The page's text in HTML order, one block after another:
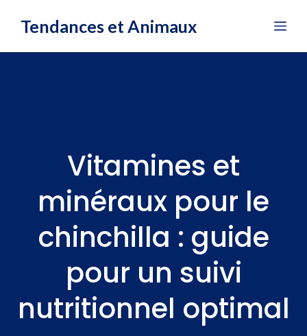
Tendances et Animaux
Vitamines et
minéraux pour le
chinchilla : guide
pour un suivi
nutritionnel optimal